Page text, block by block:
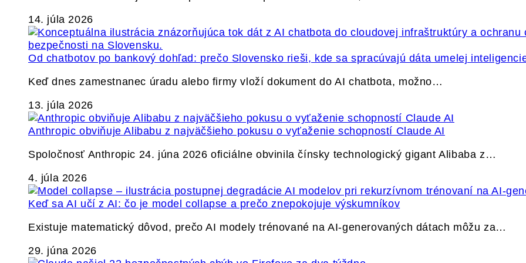
14. júla 2026
Od chatbotov po bankový dohľad: prečo Slovensko rieši, kde sa spracúvajú dáta umelej
Keď dnes zamestnanec úradu alebo firmy vloží dokument do AI chatbota, možno…
13. júla 2026
Anthropic obviňuje Alibabu z najväčšieho pokusu o vyťaženie schopností Claude AI
Spoločnosť Anthropic 24. júna 2026 oficiálne obvinila čínsky technologický gigant Alibaba z…
4. júla 2026
Keď sa AI učí z AI: čo je model collapse a prečo znepokojuje výskumníkov
Existuje matematický dôvod, prečo AI modely trénované na AI-generovaných dátach môžu za…
29. júna 2026